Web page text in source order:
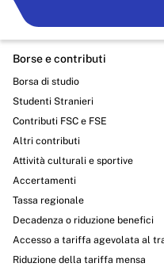
Borse e contributi
Borsa di studio
Studenti Stranieri
Contributi FSC e FSE
Altri contributi
Attività culturali e sportive
Accertamenti
Tassa regionale
Decadenza o riduzione benefici
Accesso a tariffa agevolata al
Riduzione della tariffa mensa